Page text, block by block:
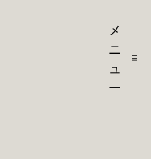
メ
ニ
ュ
ー